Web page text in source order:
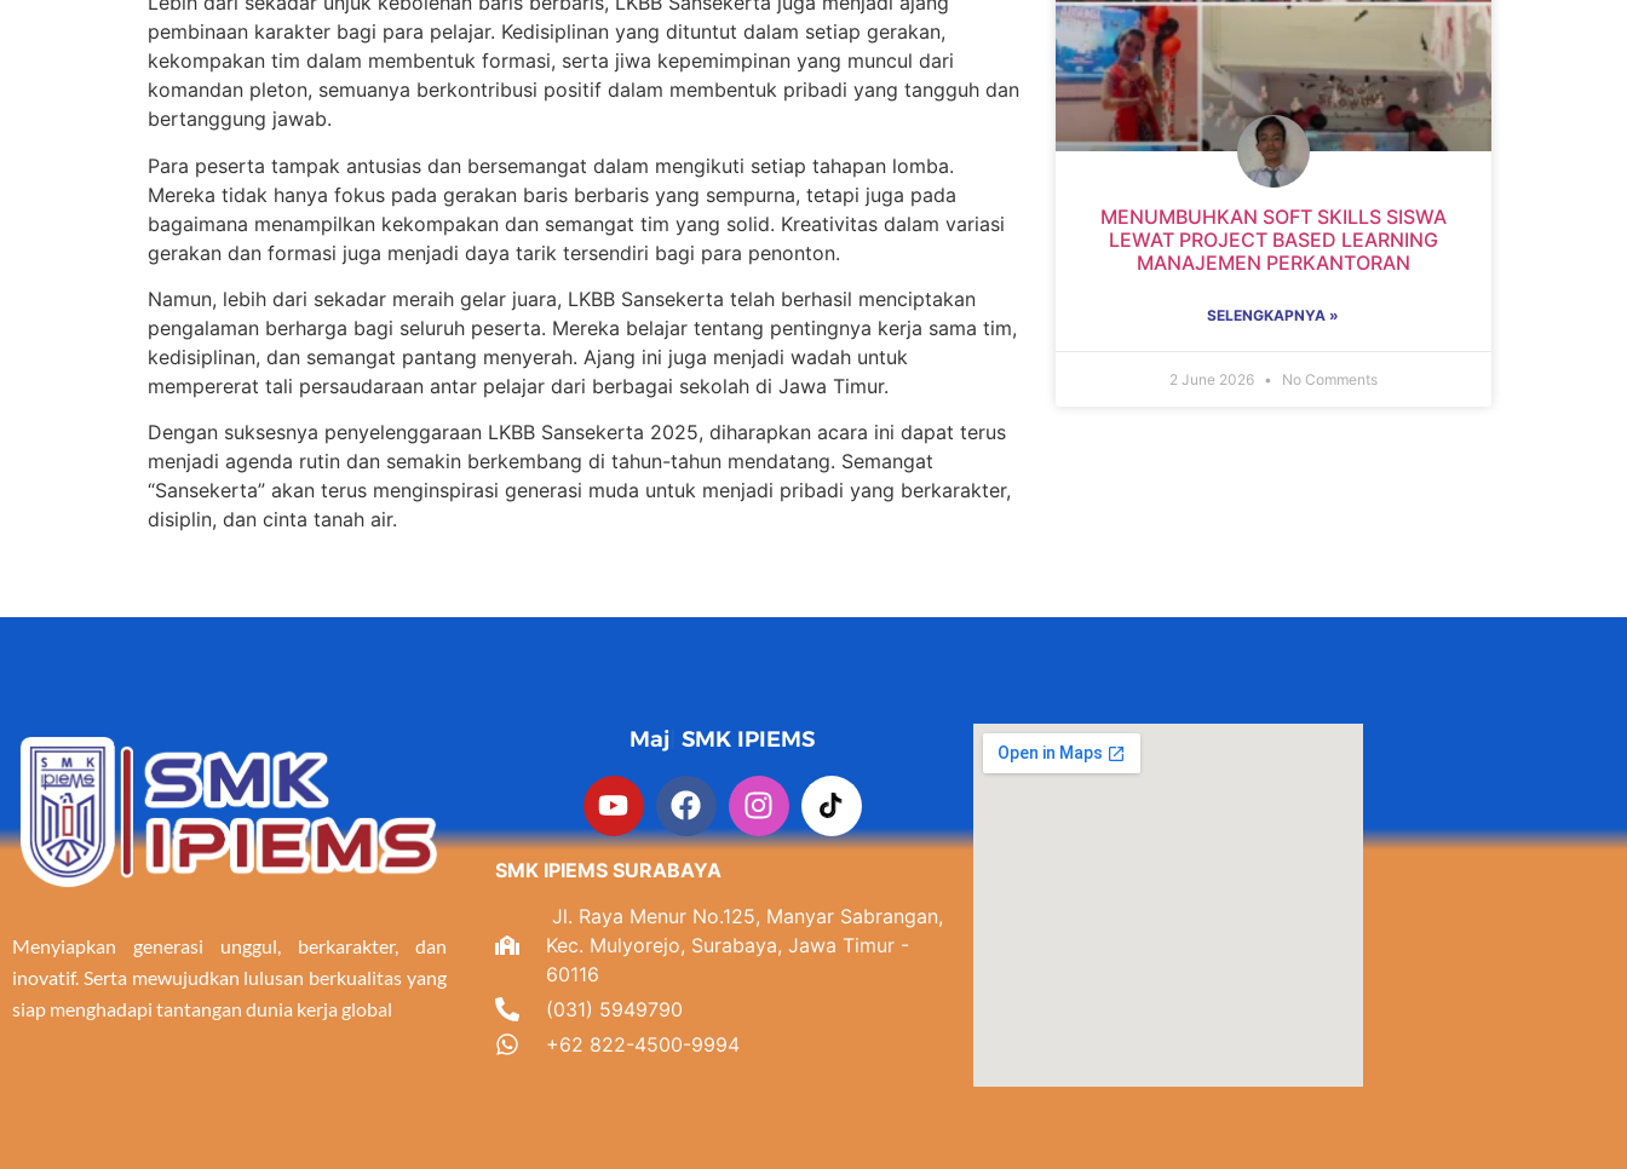
pembinaan karakter bagi para pelajar. Kedisiplinan yang dituntut dalam setiap gerakan,
kekompakan tim dalam membentuk formasi, serta jiwa kepemimpinan yang muncul dari
komandan pleton, semuanya berkontribusi positif dalam membentuk pribadi yang tangguh dan
bertanggung jawab.
Para peserta tampak antusias dan bersemangat dalam mengikuti setiap tahapan lomba.
Mereka tidak hanya fokus pada gerakan baris berbaris yang sempurna, tetapi juga pada
bagaimana menampilkan kekompakan dan semangat tim yang solid. Kreativitas dalam variasi
gerakan dan formasi juga menjadi daya tarik tersendiri bagi para penonton.
Namun, lebih dari sekadar meraih gelar juara, LKBB Sansekerta telah berhasil menciptakan
pengalaman berharga bagi seluruh peserta. Mereka belajar tentang pentingnya kerja sama tim,
kedisiplinan, dan semangat pantang menyerah. Ajang ini juga menjadi wadah untuk
mempererat tali persaudaraan antar pelajar dari berbagai sekolah di Jawa Timur.
Dengan suksesnya penyelenggaraan LKBB Sansekerta 2025, diharapkan acara ini dapat terus
menjadi agenda rutin dan semakin berkembang di tahun-tahun mendatang. Semangat
“Sansekerta” akan terus menginspirasi generasi muda untuk menjadi pribadi yang berkarakter,
disiplin, dan cinta tanah air.
MENUMBUHKAN SOFT SKILLS SISWA
LEWAT PROJECT BASED LEARNING
MANAJEMEN PERKANTORAN
SELENGKAPNYA »
2 June 2026 No Comments
Menyiapkan generasi unggul, berkarakter, dan
inovatif. Serta mewujudkan lulusan berkualitas yang
siap menghadapi tantangan dunia kerja global
Maju sukses ber SMK IPIEMS
SMK IPIEMS SURABAYA
Jl. Raya Menur No.125, Manyar Sabrangan,
Kec. Mulyorejo, Surabaya, Jawa Timur -
60116
(031) 5949790
+62 822-4500-9994